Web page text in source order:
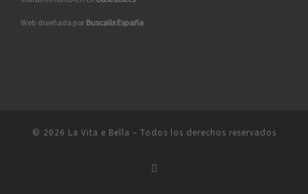
Web diseñada por Buscalix España
© 2026 La Vita e Bella – Todos los derechos reservados